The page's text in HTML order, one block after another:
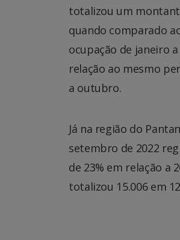
totalizou um
quando comparado
ocupação de janeiro
relação ao mesmo
a outubro.
Já na região do
setembro de 2022
de 23% em relação a
totalizou 15.006 em